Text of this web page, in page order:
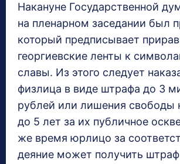
Накануне Государственной
на пленарном заседании был
который предписывает
георгиевские ленты к
славы. Из этого следует
физлица в виде штрафа до 3
рублей или лишения свободы
до 5 лет за их публичное
же время юрлицо за
деяние может получить